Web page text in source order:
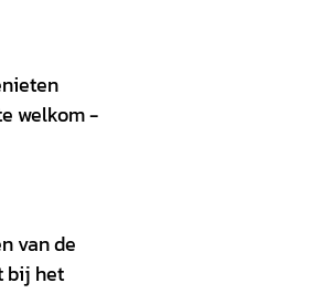
welkom -
van de
bij het